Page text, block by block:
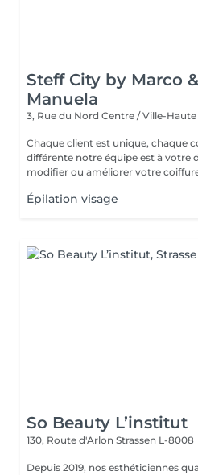
Steff City by Marco &
Manuela
3, Rue du Nord Centre / Ville-Haute
Chaque client est unique, chaque
différente notre équipe est à votre
modifier ou améliorer votre
Épilation visage
So Beauty L’institut
130, Route d'Arlon Strassen L-8008
Depuis 2019, nos esthéticiennes